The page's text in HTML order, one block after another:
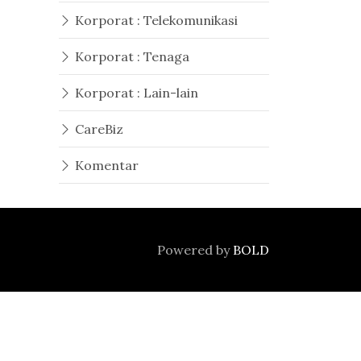
Korporat : Telekomunikasi
Korporat : Tenaga
Korporat : Lain-lain
CareBiz
Komentar
Powered by BOLD